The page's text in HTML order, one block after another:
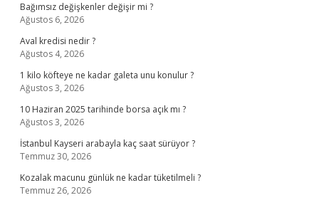
Bağımsız değişkenler değişir mi ?
Ağustos 6, 2026
Aval kredisi nedir ?
Ağustos 4, 2026
1 kilo köfteye ne kadar galeta unu konulur ?
Ağustos 3, 2026
10 Haziran 2025 tarihinde borsa açık mı ?
Ağustos 3, 2026
İstanbul Kayseri arabayla kaç saat sürüyor ?
Temmuz 30, 2026
Kozalak macunu günlük ne kadar tüketilmeli ?
Temmuz 26, 2026